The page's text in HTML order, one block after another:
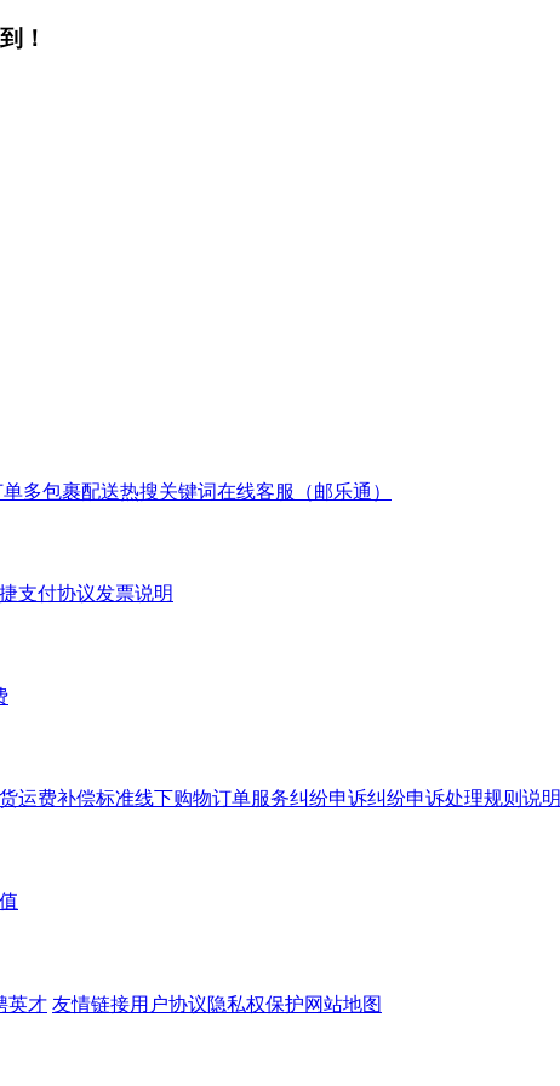
！
单多包裹配送热搜关键词在线客服（邮乐通）
支付协议发票说明
运费补偿标准线下购物订单服务纠纷申诉纠纷申诉处理规则说明
英才 友情链接用户协议隐私权保护网站地图